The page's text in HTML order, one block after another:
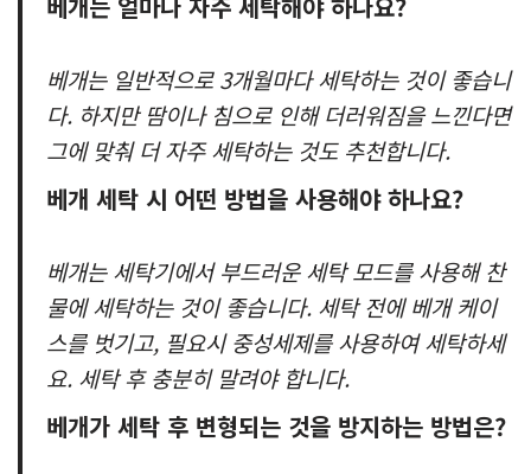
베개는 얼마나 자주 세탁해야 하나요?
베개는 일반적으로 3개월마다 세탁하는 것이 좋습니
다. 하지만 땀이나 침으로 인해 더러워짐을 느낀다면
그에 맞춰 더 자주 세탁하는 것도 추천합니다.
베개 세탁 시 어떤 방법을 사용해야 하나요?
베개는 세탁기에서 부드러운 세탁 모드를 사용해 찬
물에 세탁하는 것이 좋습니다. 세탁 전에 베개 케이
스를 벗기고, 필요시 중성세제를 사용하여 세탁하세
요. 세탁 후 충분히 말려야 합니다.
베개가 세탁 후 변형되는 것을 방지하는 방법은?